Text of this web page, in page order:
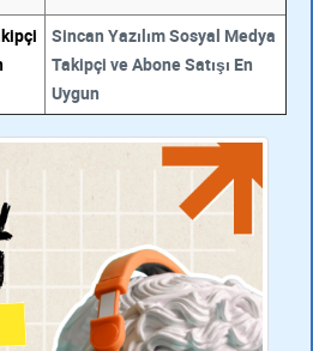
Sincan Yazılım Sosyal Medya
Takipçi ve Abone Satışı En
Uygun